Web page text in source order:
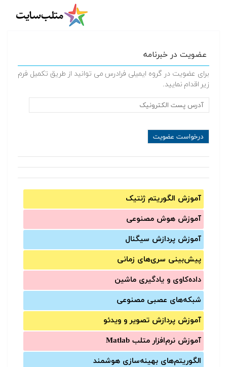
عضویت در خبرنامه
برای عضویت در گروه ایمیلی فرادرس می توانید از طریق تکمیل فرم
زیر اقدام نمایید.
آموزش الگوریتم ژنتیک
آموزش‌ هوش مصنوعی
آموزش‌ پردازش سیگنال
پیش‌‌بینی سری‌‌های زمانی
داده‌کاوی و یادگیری ماشین
شبکه‌های عصبی مصنوعی
آموزش‌ پردازش تصویر و ویدئو
آموزش‌ نرم‌افزار متلب Matlab
الگوریتم‌های بهینه‌سازی هوشمند